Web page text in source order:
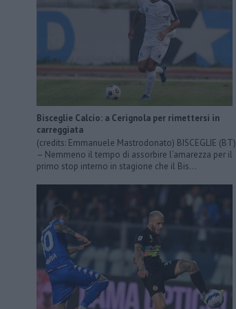
Bisceglie Calcio: a Cerignola per rimettersi in
carreggiata
(credits: Emmanuele Mastrodonato) BISCEGLIE (BT)
– Nemmeno il tempo di assorbire l’amarezza per il
primo stop interno in stagione che il Bis...